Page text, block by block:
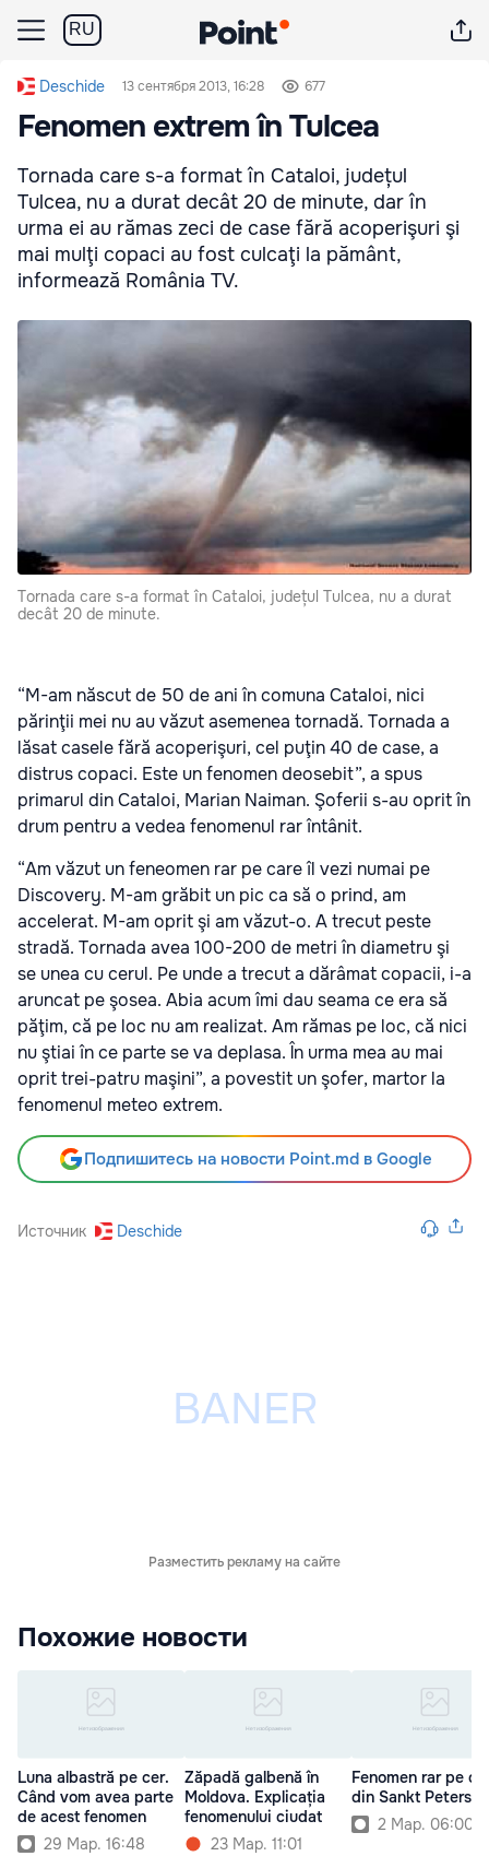
RU
Deschide 13 сентября 2013, 16:28 677
Fenomen extrem în Tulcea
Tornada care s-a format în Cataloi, județul
Tulcea, nu a durat decât 20 de minute, dar în
urma ei au rămas zeci de case fără acoperişuri şi
mai mulţi copaci au fost culcaţi la pământ,
informează România TV.
Tornada care s-a format în Cataloi, județul Tulcea, nu a durat
decât 20 de minute.
“M-am născut de 50 de ani în comuna Cataloi, nici
părinţii mei nu au văzut asemenea tornadă. Tornada a
lăsat casele fără acoperişuri, cel puţin 40 de case, a
distrus copaci. Este un fenomen deosebit”, a spus
primarul din Cataloi, Marian Naiman. Şoferii s-au oprit în
drum pentru a vedea fenomenul rar întânit.
“Am văzut un feneomen rar pe care îl vezi numai pe
Discovery. M-am grăbit un pic ca să o prind, am
accelerat. M-am oprit şi am văzut-o. A trecut peste
stradă. Tornada avea 100-200 de metri în diametru şi
se unea cu cerul. Pe unde a trecut a dărâmat copacii, i-a
aruncat pe şosea. Abia acum îmi dau seama ce era să
păţim, că pe loc nu am realizat. Am rămas pe loc, că nici
nu ştiai în ce parte se va deplasa. În urma mea au mai
oprit trei-patru maşini”, a povestit un şofer, martor la
fenomenul meteo extrem.
Подпишитесь на новости Point.md в Google
Источник Deschide
Разместить рекламу на сайте
Похожие новости
Luna albastră pe cer.
Când vom avea parte
de acest fenomen
29 Мар. 16:48
Zăpadă galbenă în
Moldova. Explicația
fenomenului ciudat
23 Мар. 11:01
Fenomen rar pe
din Sankt
2 Мар. 06:00